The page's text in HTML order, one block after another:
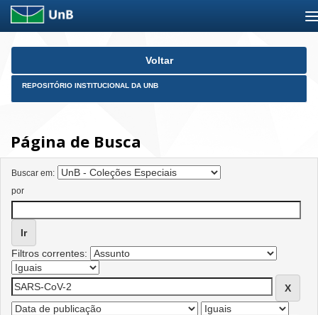
Skip
Voltar
REPOSITÓRIO INSTITUCIONAL DA UNB
Página de Busca
Buscar em:
por
Filtros correntes: